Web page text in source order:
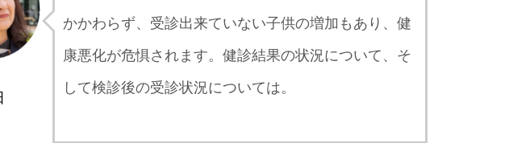
かかわらず、受診出来ていない子供の増加もあり、健
康悪化が危惧されます。健診結果の状況について、そ
して検診後の受診状況については。